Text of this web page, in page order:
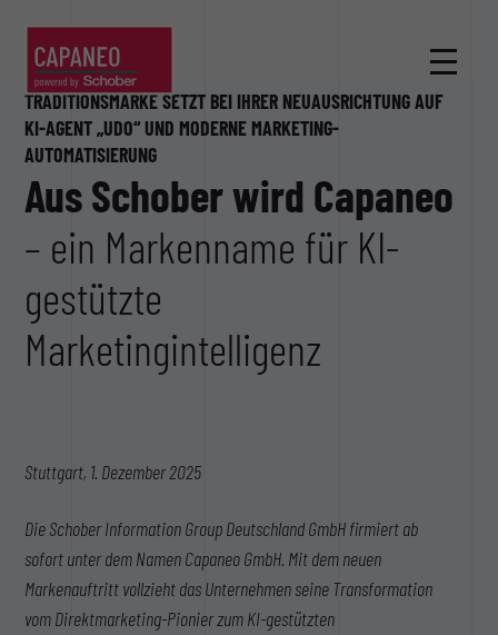
TRADITIONSMARKE SETZT BEI IHRER NEUAUSRICHTUNG AUF
KI-AGENT „UDO“ UND MODERNE MARKETING-
AUTOMATISIERUNG
Aus Schober wird Capaneo
– ein Markenname für KI-
gestützte
Marketingintelligenz
Stuttgart, 1. Dezember 2025
Die Schober Information Group Deutschland GmbH firmiert ab
sofort unter dem Namen Capaneo GmbH. Mit dem neuen
Markenauftritt vollzieht das Unternehmen seine Transformation
vom Direktmarketing-Pionier zum KI-gestützten